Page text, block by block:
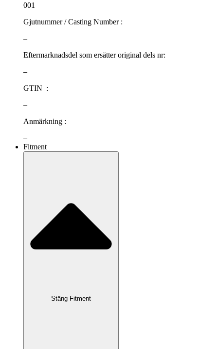
001
Gjutnummer / Casting Number :
–
Eftermarknadsdel som ersätter original dels nr:
–
GTIN :
–
Anmärkning :
–
Fitment
Stäng Fitment